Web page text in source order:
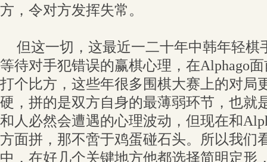
方，令对方发挥失常。
但这一切，这最近一二十年中韩年轻棋
等待对手犯错误的赢棋心理，在Alphago
打个比方，这些年很多围棋大赛上的对局
硬，拼的是双方自身的最薄弱环节，也就
和人必然会遭遇的心理波动，但现在和
方面拼，那不啻于鸡蛋碰石头。所以我们
中，在好几个关键地方他都选择简明定形